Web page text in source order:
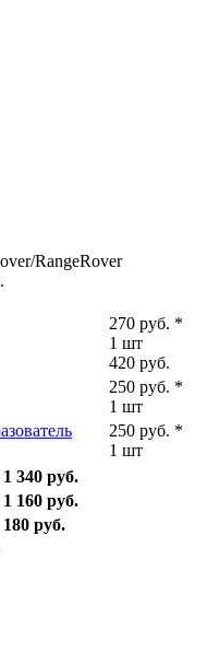
RangeRover
270 руб. *
1 шт
420 руб.
250 руб. *
1 шт
250 руб. *
1 шт
1 340 руб.
1 160 руб.
180 руб.